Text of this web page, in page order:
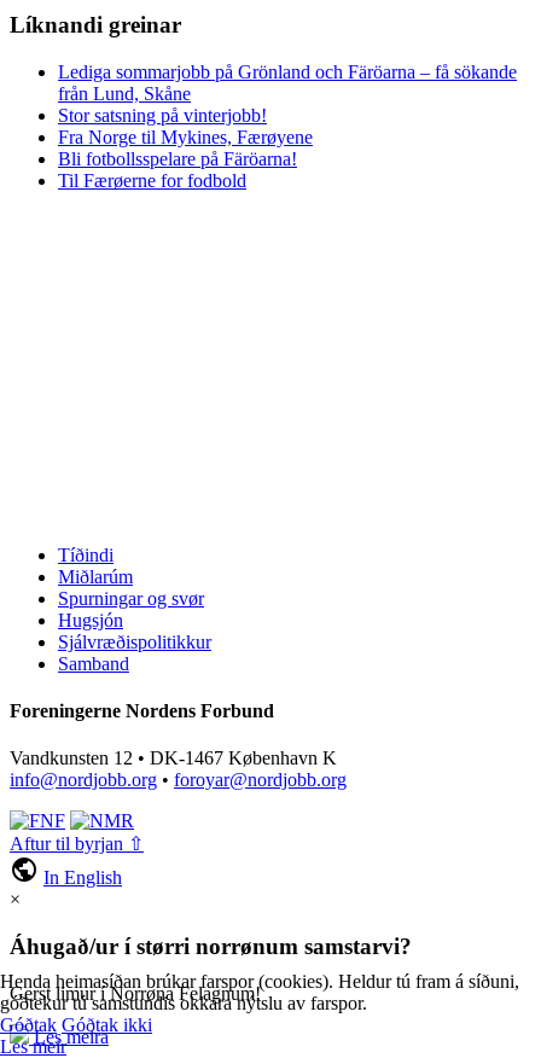
Líknandi greinar
Lediga sommarjobb på Grönland och Färöarna – få sökande
från Lund, Skåne
Stor satsning på vinterjobb!
Fra Norge til Mykines, Færøyene
Bli fotbollsspelare på Färöarna!
Til Færøerne for fodbold
Tíðindi
Miðlarúm
Spurningar og svør
Hugsjón
Sjálvræðispolitikkur
Samband
Foreningerne Nordens Forbund
Vandkunsten 12 • DK-1467 København K
info@nordjobb.org • foroyar@nordjobb.org
Aftur til byrjan ⇧
public In English
×
Áhugað/ur í størri norrønum samstarvi?
Gerst limur í Norrøna Felagnum!
Les meira
Henda heimasíðan brúkar farspor (cookies). Heldur tú fram á síðuni,
góðtekur tú samstundis okkara nýtslu av farspor.
Góðtak Góðtak ikki
Les meir